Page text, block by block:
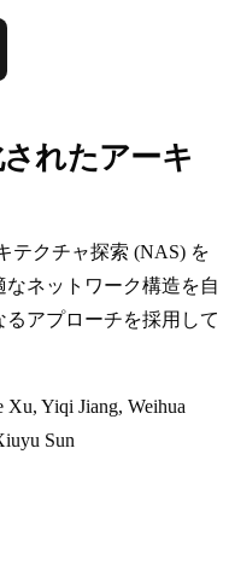
れたアーキ
テクチャ探索 (NAS) を
ネットワーク構造を自
アプローチを採用して
Xu, Yiqi Jiang, Weihua
Sun